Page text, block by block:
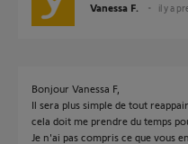
Vanessa F. il y a
Bonjour Vanessa F,
Il sera plus simple de tout
cela doit me prendre du temps
Je n'ai pas compris ce que vous